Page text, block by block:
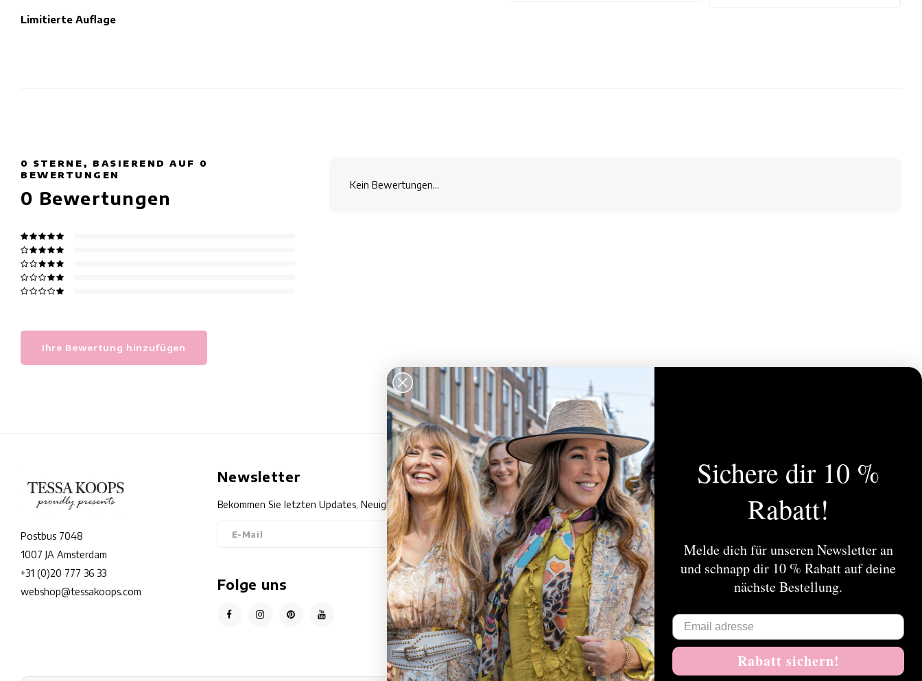
Limitierte Auflage
0 STERNE, BASIEREND AUF 0
BEWERTUNGEN
0 Bewertungen
Ihre Bewertung hinzufügen
Kein Bewertungen...
Postbus 7048
1007 JA Amsterdam
+31 (0)20 777 36 33
webshop@tessakoops.com
Newsletter
Bekommen Sie letzten Updates, Neuigkeiten und Promotionen per E-Mail
Abonnieren
Folge uns
Kundendienst
Händler
Über Tessa Koops
Allgemeine Geschäftsbedingungen
Dementi
Datenschutz
Zahlungen
Die Lieferungen und Retouren
Dienstleistungen
Sitemap
TESSA KOOPS B2B WEBSHOP
Mein Konto
Kundenkonto anlegen
Meine Bestellungen
Sichere dir 10 %
Rabatt!
Melde dich für unseren Newsletter an
und schnapp dir 10 % Rabatt auf deine
nächste Bestellung.
Rabatt sichern!